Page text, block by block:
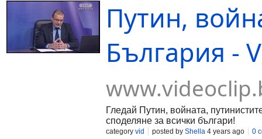
Путин,
България -
Гледай Путин, войната,
споделяне за всички българи!
category vid posted by Shella 4 years ago 0